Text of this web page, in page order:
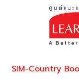
SIM-Country